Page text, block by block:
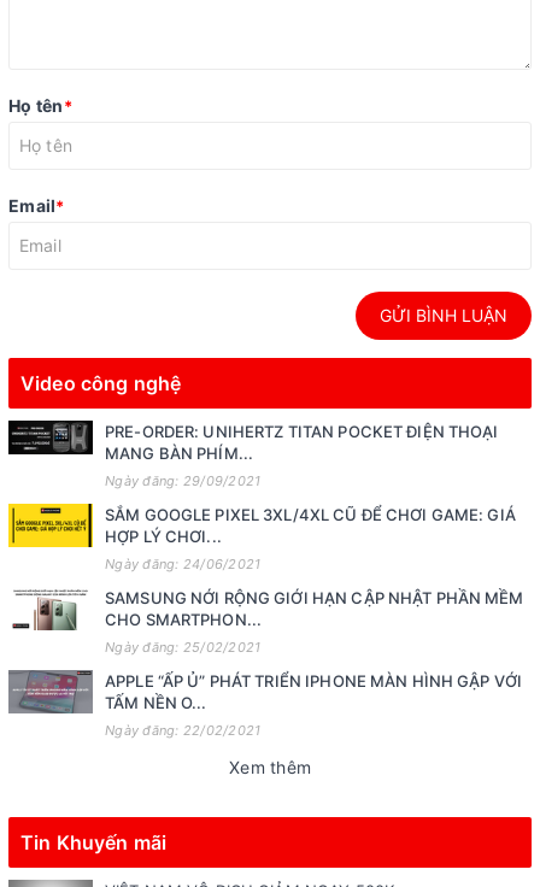
Họ tên*
Email*
GỬI BÌNH LUẬN
Video công nghệ
PRE-ORDER: UNIHERTZ TITAN POCKET ĐIỆN THOẠI
MANG BÀN PHÍM...
Ngày đăng: 29/09/2021
SẮM GOOGLE PIXEL 3XL/4XL CŨ ĐỂ CHƠI GAME: GIÁ
HỢP LÝ CHƠI...
Ngày đăng: 24/06/2021
SAMSUNG NỚI RỘNG GIỚI HẠN CẬP NHẬT PHẦN MỀM
CHO SMARTPHON...
Ngày đăng: 25/02/2021
APPLE “ẤP Ủ” PHÁT TRIỂN IPHONE MÀN HÌNH GẬP VỚI
TẤM NỀN O...
Ngày đăng: 22/02/2021
Xem thêm
Tin Khuyến mãi